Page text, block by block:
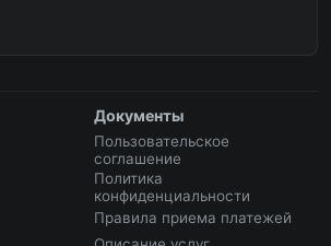
Документы
Пользовательское
соглашение
Политика
конфиденциальности
Правила приема платежей